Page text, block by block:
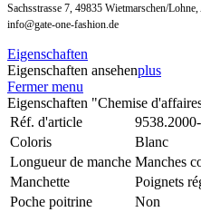
Sachsstrasse 7, 49835 Wietmarschen/
info@gate-one-fashion.de
Eigenschaften
Eigenschaften ansehenplus
Fermer menu
Eigenschaften "Chemise
Réf. d'article
Coloris
Blanc
Longueur de manche Manches
Manchette
Poignets
Poche poitrine
Non